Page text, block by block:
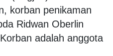
korban penikaman
Ridwan Oberlin
adalah anggota